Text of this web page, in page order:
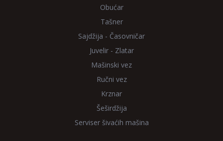
Obućar
Tašner
Sajdžija - Časovničar
Juvelir - Zlatar
Mašinski vez
Ručni vez
Krznar
Šeširdžija
Serviser šivaćih mašina